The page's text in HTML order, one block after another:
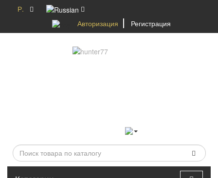
Р.
Авторизация
Регистрация